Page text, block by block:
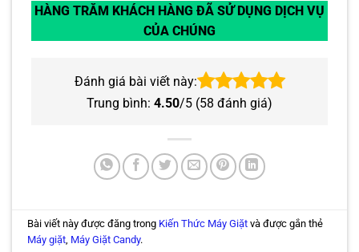
HÀNG TRĂM KHÁCH HÀNG ĐÃ SỬ DỤNG DỊCH VỤ
CỦA CHÚNG
Đánh giá bài viết này:
Trung bình: 4.50/5 (58 đánh giá)
Bài viết này được đăng trong Kiến Thức Máy Giặt và được gắn thẻ
Máy giặt Máy Giặt Candy.